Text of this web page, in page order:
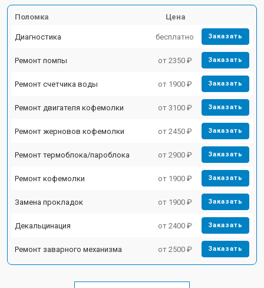
Поломка Цена
Диагностика бесплатно Заказать
Ремонт помпы от 2350 ₽ Заказать
Ремонт счетчика воды от 1900 ₽ Заказать
Ремонт двигателя кофемолки от 3100 ₽ Заказать
Ремонт жерновов кофемолки от 2450 ₽ Заказать
Ремонт термоблока/пароблока от 2900 ₽ Заказать
Ремонт кофемолки от 1900 ₽ Заказать
Замена прокладок от 1900 ₽ Заказать
Декальцинация от 2400 ₽ Заказать
Ремонт заварного механизма от 2500 ₽ Заказать